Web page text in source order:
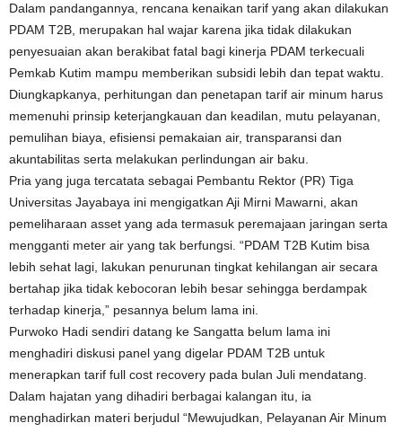
Dalam pandangannya, rencana kenaikan tarif yang akan dilakukan
PDAM T2B, merupakan hal wajar karena jika tidak dilakukan
penyesuaian akan berakibat fatal bagi kinerja PDAM terkecuali
Pemkab Kutim mampu memberikan subsidi lebih dan tepat waktu.
Diungkapkanya, perhitungan dan penetapan tarif air minum harus
memenuhi prinsip keterjangkauan dan keadilan, mutu pelayanan,
pemulihan biaya, efisiensi pemakaian air, transparansi dan
akuntabilitas serta melakukan perlindungan air baku.
Pria yang juga tercatata sebagai Pembantu Rektor (PR) Tiga
Universitas Jayabaya ini mengigatkan Aji Mirni Mawarni, akan
pemeliharaan asset yang ada termasuk peremajaan jaringan serta
mengganti meter air yang tak berfungsi. “PDAM T2B Kutim bisa
lebih sehat lagi, lakukan penurunan tingkat kehilangan air secara
bertahap jika tidak kebocoran lebih besar sehingga berdampak
terhadap kinerja,” pesannya belum lama ini.
Purwoko Hadi sendiri datang ke Sangatta belum lama ini
menghadiri diskusi panel yang digelar PDAM T2B untuk
menerapkan tarif full cost recovery pada bulan Juli mendatang.
Dalam hajatan yang dihadiri berbagai kalangan itu, ia
menghadirkan materi berjudul “Mewujudkan, Pelayanan Air Minum